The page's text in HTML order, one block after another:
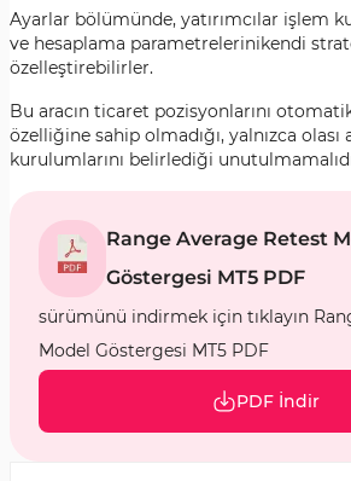
Ayarlar bölümünde, yatırımcılar işlem
ve hesaplama parametrelerinikendi
özelleştirebilirler.
Bu aracın ticaret pozisyonlarını
özelliğine sahip olmadığı, yalnızca olası
kurulumlarını belirlediği
Range Average Retest
Göstergesi MT5 PDF
sürümünü indirmek için tıklayın
Model Göstergesi MT5 PDF
PDF İndir